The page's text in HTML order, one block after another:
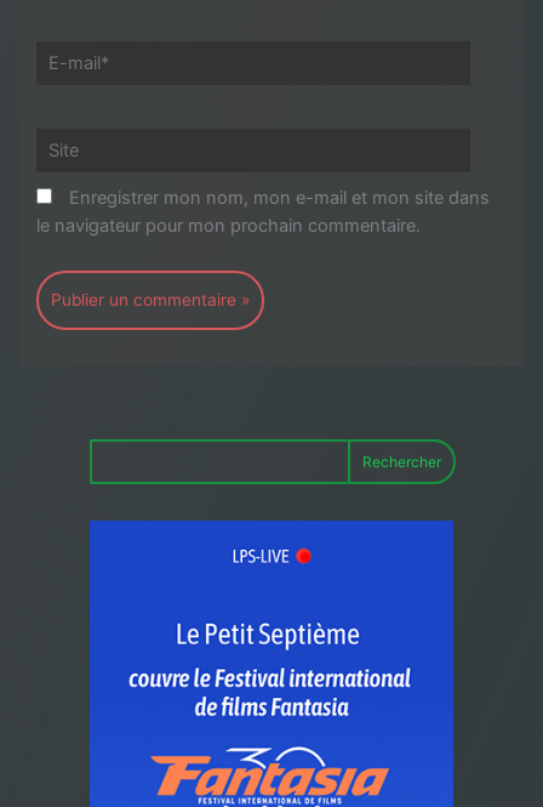
E-
Site
Enregistrer mon nom, mon e-mail et mon site dans
le navigateur pour mon prochain commentaire.
Rechercher